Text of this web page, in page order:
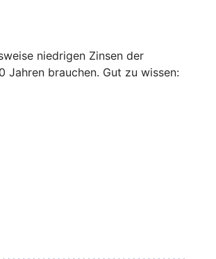
niedrigen Zinsen der
Jahren brauchen. Gut zu wissen: